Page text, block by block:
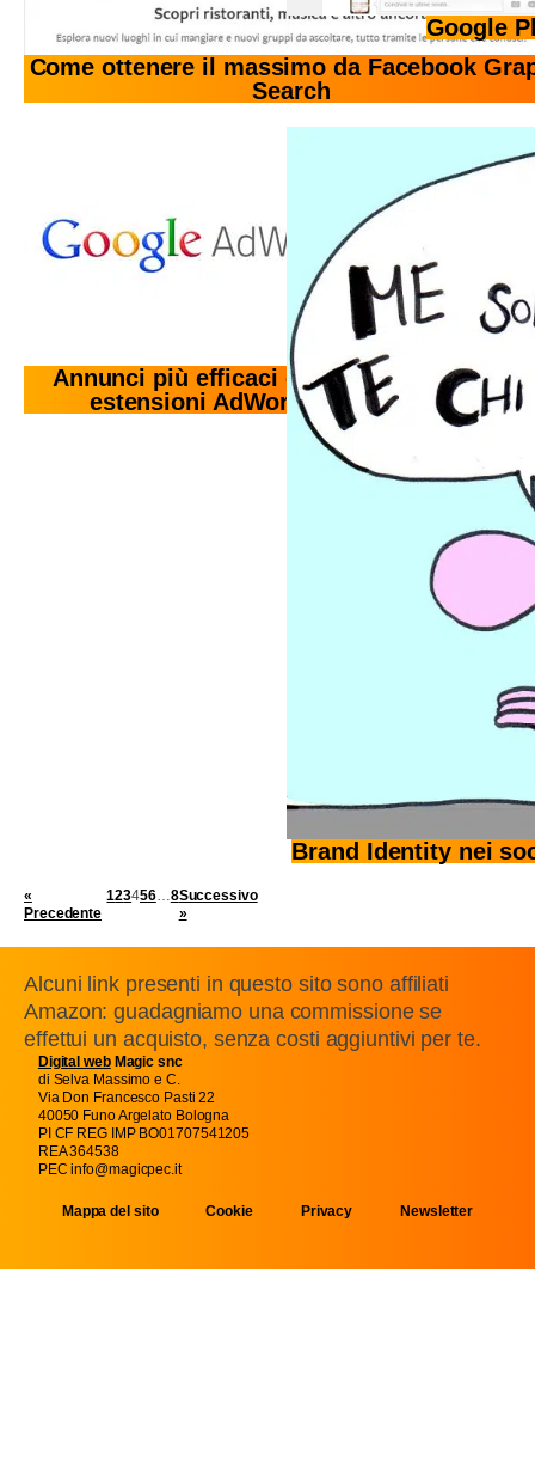
Come ottenere il massimo da Facebook
Search
Google
Annunci più efficaci con le
estensioni AdWords
Brand Identity nei
«
Precedente
123456…8Successivo
»
Alcuni link presenti in questo sito sono affiliati
Amazon: guadagniamo una commissione se
effettui un acquisto, senza costi aggiuntivi per te.
Digital webMagic snc
di Selva Massimo e C.
Via Don Francesco Pasti 22
40050 Funo Argelato Bologna
PI CF REG IMP BO01707541205
REA 364538
PEC info@magicpec.it
Mappa del sito Cookie Privacy Newsletter